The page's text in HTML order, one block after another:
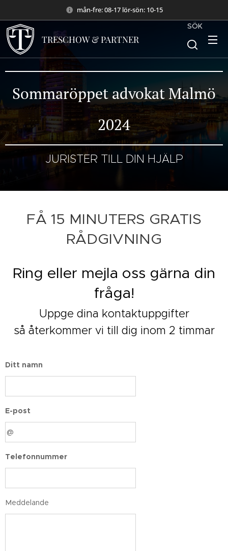
mån-fre: 08-17 lör-sön: 10-15
TRESCHOW & PARTNER
SÖK
Sommaröppet advokat Malmö
2024
JURISTER TILL DIN HJÄLP
FÅ 15 MINUTERS GRATIS
RÅDGIVNING
Ring eller mejla oss gärna din
fråga!
Uppge dina kontaktuppgifter
så återkommer vi till dig inom 2 timmar
Ditt namn
E-post
Telefonnummer
Meddelande